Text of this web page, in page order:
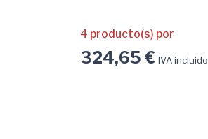
4 producto(s) por
324,65 € IVA incluido